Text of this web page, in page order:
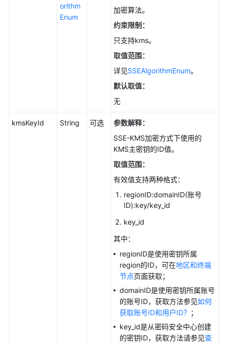
orithm
Enum
加密算法。
约束限制：
只支持kms。
取值范围：
详见SSEAlgorithmEnum。
默认取值：
无
kmsKeyId String 可选
参数解释：
SSE-KMS加密方式下使用的
KMS主密钥的ID值。
取值范围：
有效值支持两种格式：
regionID:domainID(账号
ID):key/key_id
key_id
其中：
regionID是使用密钥所属
region的ID，可在地区和终端
节点页面获取；
domainID是使用密钥所属账号
的账号ID，获取方法参见如何
获取账号ID和用户ID？ ；
key_id是从密码安全中心创建
的密钥ID，获取方法请参见查